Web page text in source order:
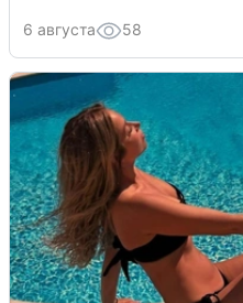
6 августа 58